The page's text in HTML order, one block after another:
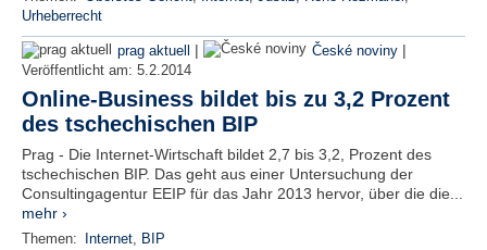
Urheberrecht
prag aktuell | České noviny |
Veröffentlicht am: 5.2.2014
Online-Business bildet bis zu 3,2 Prozent
des tschechischen BIP
Prag - Die Internet-Wirtschaft bildet 2,7 bis 3,2, Prozent des
tschechischen BIP. Das geht aus einer Untersuchung der
Consultingagentur EEIP für das Jahr 2013 hervor, über die die...
mehr ›
Themen: Internet, BIP